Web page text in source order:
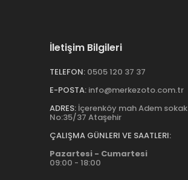
İletişim Bilgileri
TELEFON: 0505 120 37 37
E-POSTA: info@merkezoto.com.tr
ADRES: İçerenköy mah Adem sokak
No:35/37 Ataşehir
ÇALIŞMA GÜNLERI VE SAATLERI:
Pazartesi - Cumartesi
09:00 - 18:00